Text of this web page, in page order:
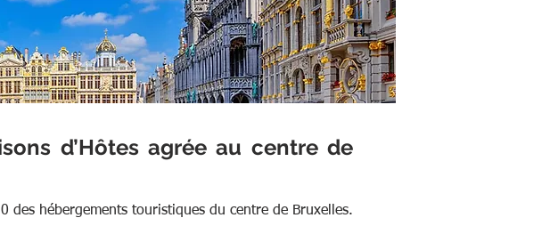
d’Hôtes agrée au centre de
des hébergements touristiques du centre de Bruxelles.